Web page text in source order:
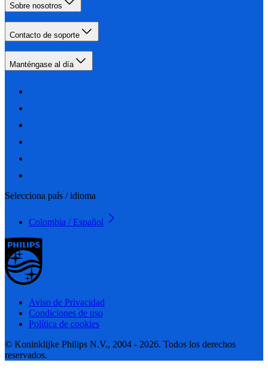
Sobre nosotros
Contacto de soporte
Manténgase al día
Selecciona país / idioma
Colombia / Español
Aviso de Privacidad
Condiciones de uso
Política de cookies
© Koninklijke Philips N.V., 2004 - 2026. Todos los derechos
reservados.